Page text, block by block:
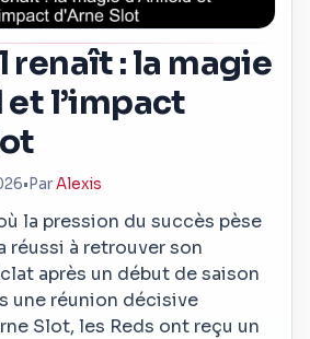
renaît : la magie
et l’impact
• ParAlexis
la pression du succès pèse
réussi à retrouver son
après un début de saison
une réunion décisive
Slot, les Reds ont reçu un